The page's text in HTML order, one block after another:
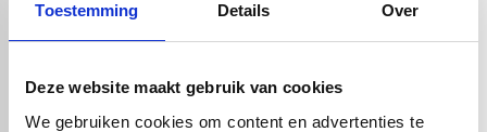
Toestemming Details Over
Deze website maakt gebruik van cookies
We gebruiken cookies om content en advertenties te
PA6 nylon naturel XT
volstaf - Ø8x1000mm
€ 1,20
volstaf -
€ 2,00